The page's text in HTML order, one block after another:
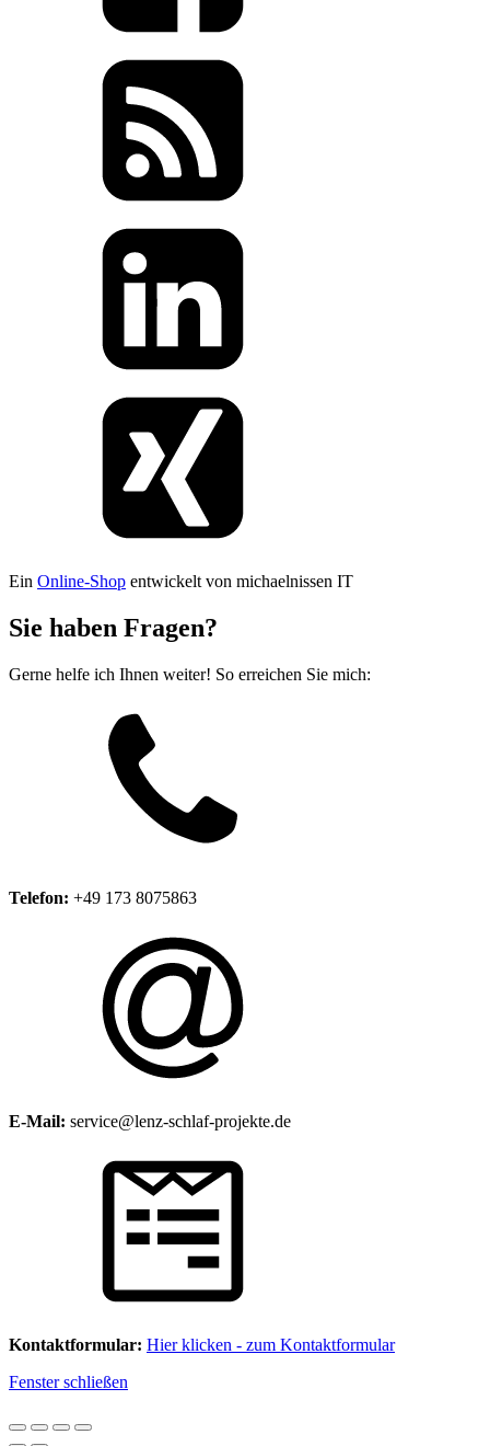
Ein Online-Shop entwickelt von michaelnissen IT
Sie haben Fragen?
Gerne helfe ich Ihnen weiter! So erreichen Sie mich:
Telefon: +49 173 8075863
E-Mail: service@lenz-schlaf-projekte.de
Kontaktformular: Hier klicken - zum Kontaktformular
Fenster schließen